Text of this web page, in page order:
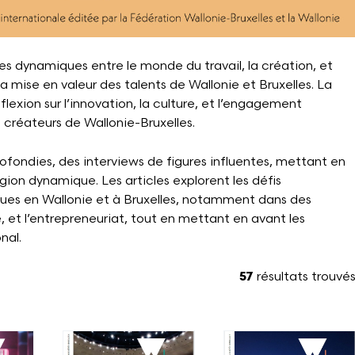
dynamiques entre le monde du travail, la création, et
en valeur des talents de Wallonie et Bruxelles. La
sur l’innovation, la culture, et l’engagement
de Wallonie-Bruxelles.
des interviews de figures influentes, mettant en
dynamique. Les articles explorent les défis
en Wallonie et à Bruxelles, notamment dans des
l’entrepreneuriat, tout en mettant en avant les
57 résultats trouvés
Voir plus Voir plus